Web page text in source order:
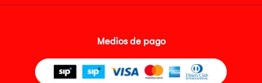
Medios de pago